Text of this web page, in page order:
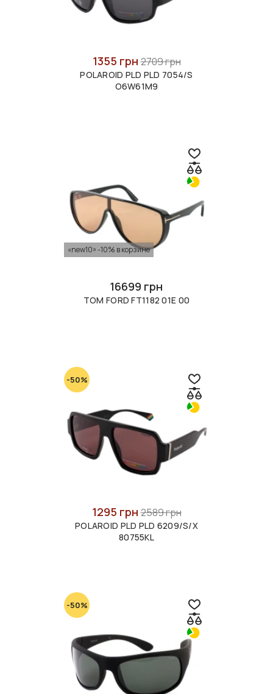
1355 грн2709 грн
POLAROID PLD PLD 7054/S
O6W61M9
«new10» -10% в корзине
16699 грн
TOM FORD FT1182 01E 00
-50%
1295 грн2589 грн
POLAROID PLD PLD 6209/S/X
80755KL
-50%